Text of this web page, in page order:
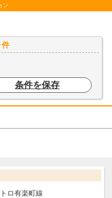
ン
条件を保存
ロ有楽町線